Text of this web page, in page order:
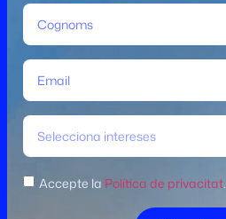
Selecciona intereses
Accepte la Política de privacitat.